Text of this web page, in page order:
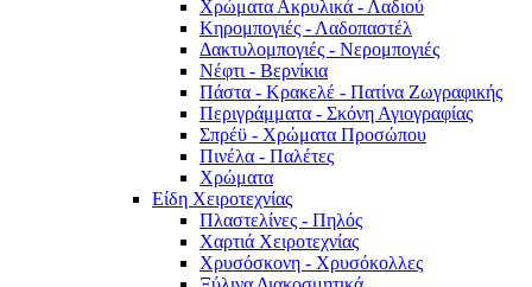
Χρώματα Ακρυλικά - Λαδιού
Κηρομπογιές - Λαδοπαστέλ
Δακτυλομπογιές - Νερομπογιές
Νέφτι - Βερνίκια
Πάστα - Κρακελέ - Πατίνα Ζωγραφικής
Περιγράμματα - Σκόνη Αγιογραφίας
Σπρέϋ - Χρώματα Προσώπου
Πινέλα - Παλέτες
Χρώματα
Είδη Χειροτεχνίας
Πλαστελίνες - Πηλός
Χαρτιά Χειροτεχνίας
Χρυσόσκονη - Χρυσόκoλλες